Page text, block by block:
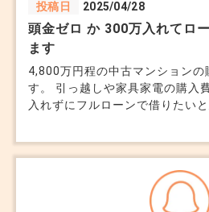
金利（住宅ローンより高め）
手数料
がかかります。
■少し気になるポイント
投稿日
2025/04/28
頭金ゼロ か 300万入れてロ
ます
4,800万円程の中古マンションの
す。 引っ越しや家具家電の購入
入れずにフルローンで借りたい
いいのではと言われています。
年です。アドバイスください。